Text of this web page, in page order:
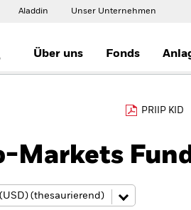
Aladdin Unser Unternehmen
Über uns Fonds
PRIIP KID
Markets